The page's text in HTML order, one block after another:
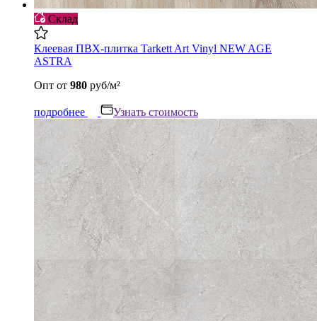
Склад
Клеевая ПВХ-плитка Tarkett Art Vinyl NEW AGE
ASTRA
Опт от 980 руб/м²
подробнее Узнать стоимость